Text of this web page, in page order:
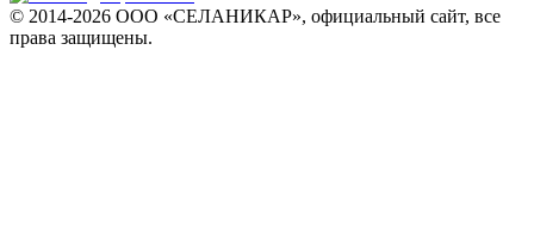
© 2014-2026 ООО «СЕЛАНИКАР», официальный сайт, все
права защищены.